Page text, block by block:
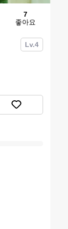
7
좋아요
Lv.4